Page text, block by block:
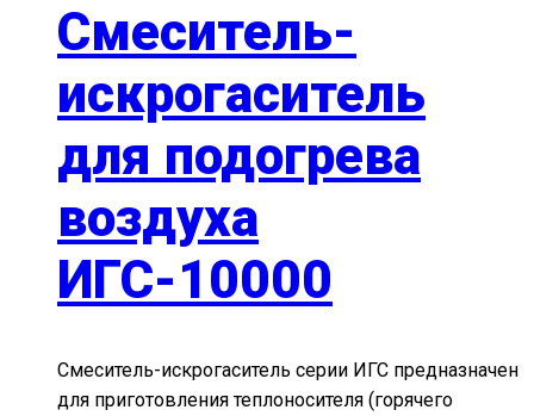
Смеситель-
искрогаситель
для подогрева
воздуха
ИГС-10000
Смеситель-искрогаситель серии ИГС предназначен
для приготовления теплоносителя (горячего